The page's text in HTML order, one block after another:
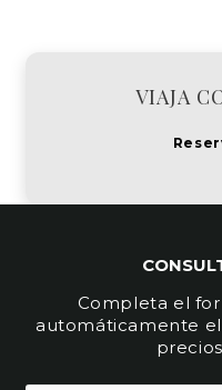
VIAJA
Completa el
automáticamente el